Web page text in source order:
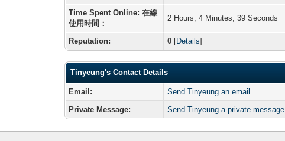
Time Spent Online: 在線
使用時間：
2 Hours, 4 Minutes, 39 Seconds
Reputation: 0 [Details]
Tinyeung's Contact Details
Email:
Send Tinyeung an email.
Private Message:
Send Tinyeung a private message.